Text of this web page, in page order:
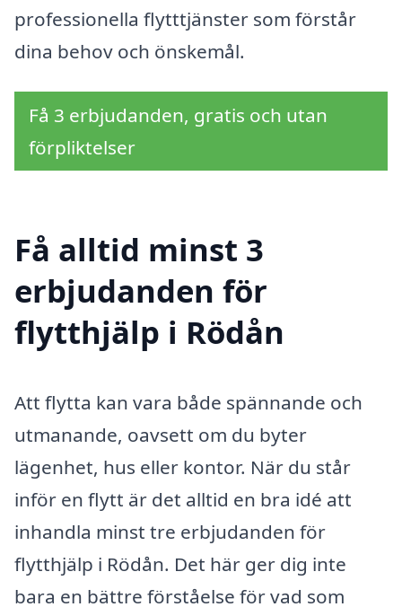
professionella flytttjänster som förstår
dina behov och önskemål.
Få 3 erbjudanden, gratis och utan
förpliktelser
Få alltid minst 3
erbjudanden för
flytthjälp i Rödån
Att flytta kan vara både spännande och
utmanande, oavsett om du byter
lägenhet, hus eller kontor. När du står
inför en flytt är det alltid en bra idé att
inhandla minst tre erbjudanden för
flytthjälp i Rödån. Det här ger dig inte
bara en bättre förståelse för vad som